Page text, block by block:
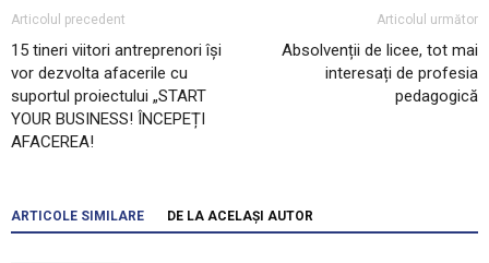
Articolul precedent
15 tineri viitori antreprenori își
vor dezvolta afacerile cu
suportul proiectului „START
YOUR BUSINESS! ÎNCEPEȚI
AFACEREA!
Articolul următor
Absolvenții de licee, tot mai
interesați de profesia
pedagogică
ARTICOLE SIMILARE DE LA ACELAȘI AUTOR